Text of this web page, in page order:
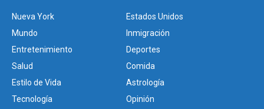
Nueva York
Estados Unidos
Mundo
Inmigración
Entretenimiento
Deportes
Salud
Comida
Estilo de Vida
Astrología
Tecnología
Opinión